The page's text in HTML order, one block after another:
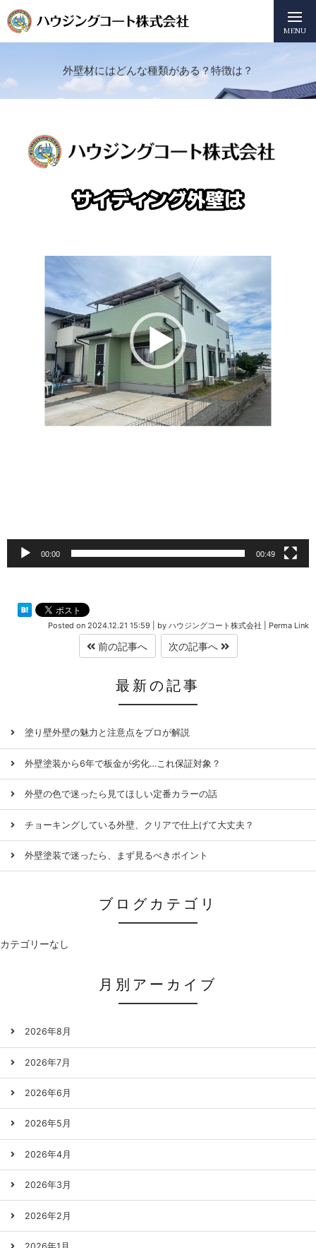
MENU
外壁材にはどんな種類がある？特徴は？
00:00 00:49
Posted on 2024.12.21 15:59 by ハウジングコート株式会社 Perma Link
前の記事へ 次の記事へ
最新の記事
塗り壁外壁の魅力と注意点をプロが解説
外壁塗装から6年で板金が劣化…これ保証対象？
外壁の色で迷ったら見てほしい定番カラーの話
チョーキングしている外壁、クリアで仕上げて大丈夫？
外壁塗装で迷ったら、まず見るべきポイント
ブログカテゴリ
カテゴリーなし
月別アーカイブ
2026年8月
2026年7月
2026年6月
2026年5月
2026年4月
2026年3月
2026年2月